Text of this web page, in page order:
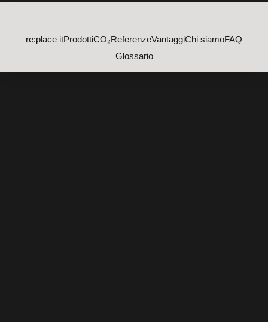
re:place itProdottiCO₂ReferenzeVantaggiChi siamoFAQ
Glossario